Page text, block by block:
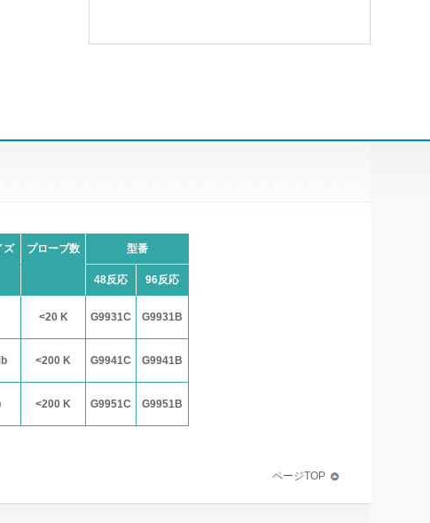
ズ プローブ数 型番
48反応 96反応
<20 K G9931C G9931B
<200 K G9941C G9941B
<200 K G9951C G9951B
ページTOP